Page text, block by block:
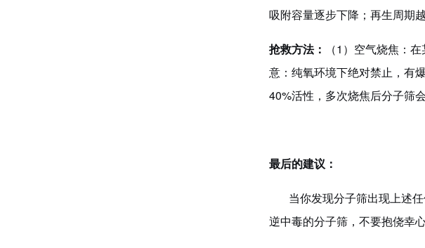
吸附容量逐步下降；再生周期
抢救方法： （1 ） 空气烧焦：
意：纯氧环境下绝对禁止，有爆
40%活性，多次烧焦后分子筛
最后的建议：
当你发现分子筛出现上述任
逆中毒的分子筛，不要抱侥幸